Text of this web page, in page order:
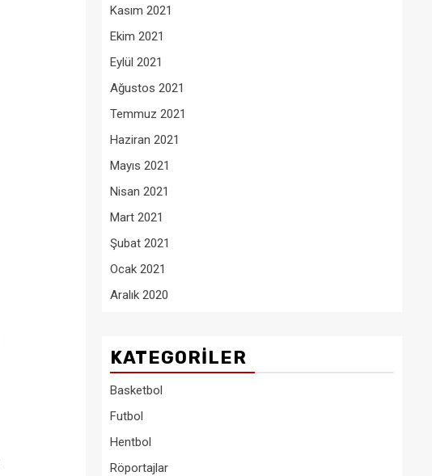
Kasım 2021
Ekim 2021
Eylül 2021
Ağustos 2021
Temmuz 2021
Haziran 2021
Mayıs 2021
Nisan 2021
Mart 2021
Şubat 2021
Ocak 2021
Aralık 2020
KATEGORILER
Basketbol
Futbol
Hentbol
Röportajlar